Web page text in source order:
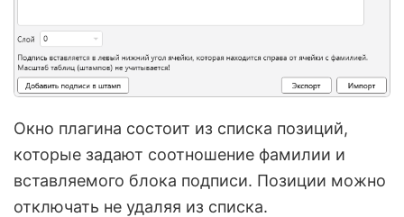
Окно плагина состоит из списка позиций,
которые задают соотношение фамилии и
вставляемого блока подписи. Позиции можно
отключать не удаляя из списка.